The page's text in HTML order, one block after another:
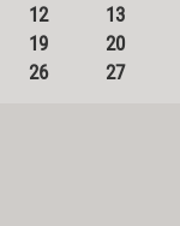
12
13
19
20
26
27